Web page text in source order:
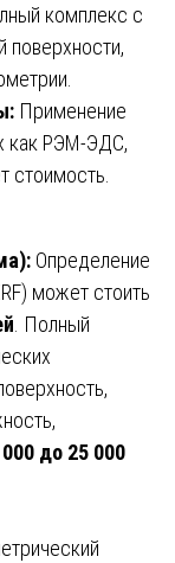
комплекс с
поверхности,
Применение
как РЭМ-ЭДС,
стоимость.
Определение
может стоить
. Полный
до 25 000